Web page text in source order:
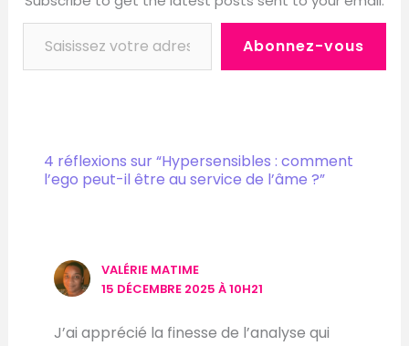
Abonnez-vous
4 réflexions sur “Hypersensibles : comment
l’ego peut-il être au service de l’âme ?”
VALÉRIE MATIME
15 DÉCEMBRE 2025 À 10H21
J’ai apprécié la finesse de l’analyse qui